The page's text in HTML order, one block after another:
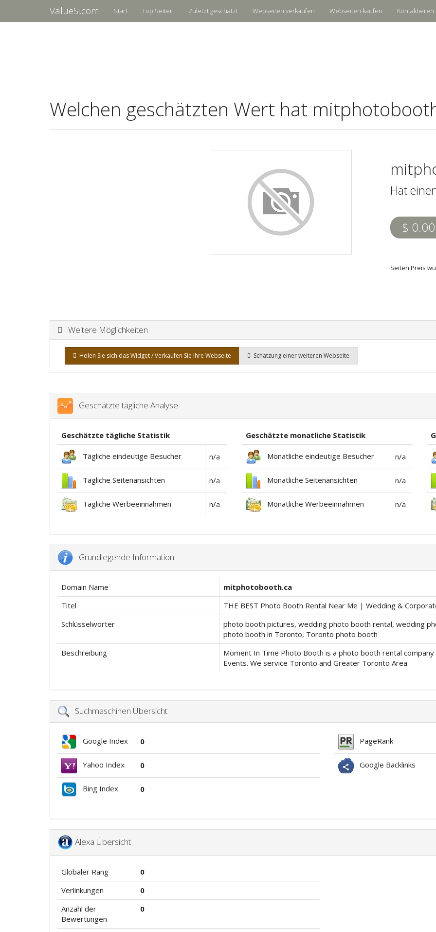
ValueSi.com Start Top Seiten Zuletzt geschätzt Webseiten verkaufen Webseiten kaufen Kontaktieren
Welchen geschätzten Wert hat
Hat
$ 0.00
Seiten Preis
Weitere Möglichkeiten
Holen Sie sich das Widget / Verkaufen Sie Ihre Webseite Schätzung einer weiteren Webseite
Geschätzte tägliche Analyse
Geschätzte tägliche Statistik
Tägliche eindeutige Besucher n/a
Tägliche Seitenansichten n/a
Tägliche Werbeeinnahmen n/a
Geschätzte monatliche Statistik
Monatliche eindeutige Besucher n/a
Monatliche Seitenansichten n/a
Monatliche Werbeeinnahmen n/a
Grundlegende Information
Domain Name
mitphotobooth.ca
Titel
THE BEST Photo Booth Rental Near Me | Wedding &
Schlüsselwörter
photo booth pictures, wedding photo booth rental, wedding
photo booth in Toronto, Toronto photo booth
Beschreibung
Moment In Time Photo Booth is a photo booth rental
Events. We service Toronto and Greater Toronto Area.
Suchmaschinen Übersicht
Google Index 0
Yahoo Index 0
Bing Index 0
PageRank
Google Backlinks
Alexa Übersicht
Globaler Rang
0
Verlinkungen
0
Anzahl der
Bewertungen
0